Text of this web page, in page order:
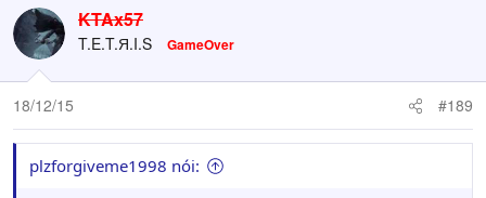
KTAx57
T.E.T.Я.I.S GameOver
18/12/15 #189
plzforgiveme1998 nói: